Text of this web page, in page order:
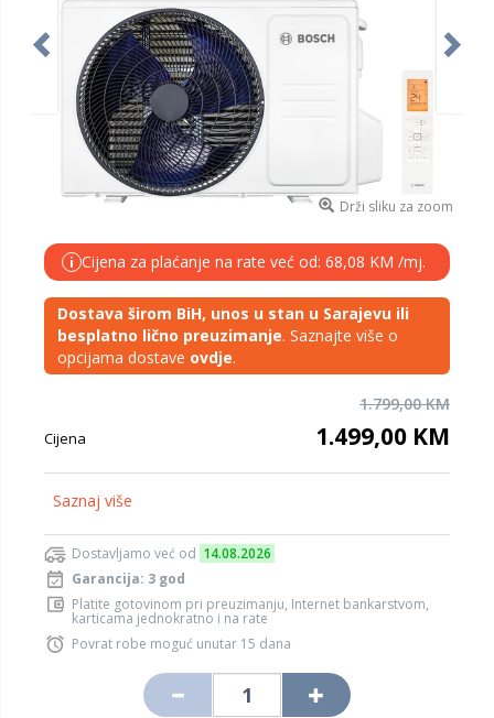
Drži sliku za zoom
i Cijena za plaćanje na rate već od: 68,08 KM /mj.
Dostava širom BiH, unos u stan u Sarajevu ili
besplatno lično preuzimanje. Saznajte više o
opcijama dostave ovdje.
1.799,00 KM
Cijena 1.499,00 KM
Saznaj više
Dostavljamo već od 14.08.2026
Garancija: 3 god
Platite gotovinom pri preuzimanju, Internet bankarstvom,
karticama jednokratno i na rate
Povrat robe moguć unutar 15 dana